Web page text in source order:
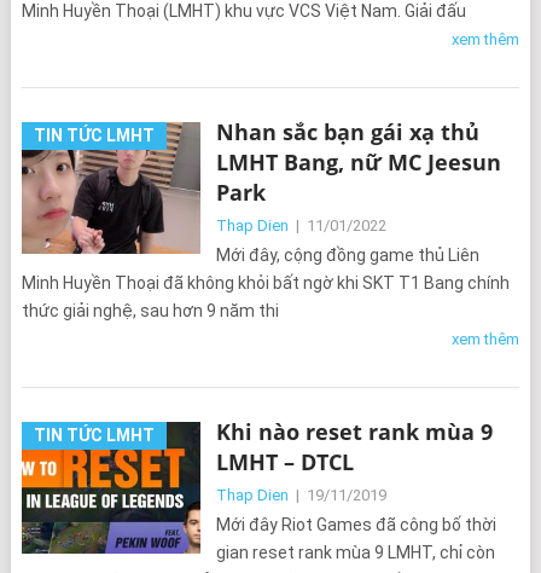
Minh Huyền Thoại (LMHT) khu vực VCS Việt Nam. Giải đấu
xem thêm
TIN TỨC LMHT
Nhan sắc bạn gái xạ thủ
LMHT Bang, nữ MC Jeesun
Park
Thap Dien | 11/01/2022
Mới đây, cộng đồng game thủ Liên
Minh Huyền Thoại đã không khỏi bất ngờ khi SKT T1 Bang chính
thức giải nghệ, sau hơn 9 năm thi
xem thêm
TIN TỨC LMHT
Khi nào reset rank mùa 9
LMHT – DTCL
Thap Dien | 19/11/2019
Mới đây Riot Games đã công bố thời
gian reset rank mùa 9 LMHT, chỉ còn